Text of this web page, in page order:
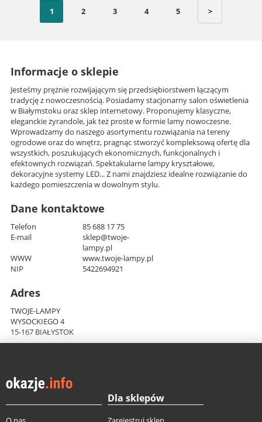
1 2 3 4 5 >
Informacje o sklepie
Jesteśmy prężnie rozwijającym się przedsiębiorstwem łączącym
tradycję z nowoczesnością. Posiadamy stacjonarny salon oświetlenia
w Białymstoku oraz sklep internetowy. Proponujemy klasyczne,
eleganckie żyrandole, jak też proste w formie lamy nowoczesne.
Wprowadzamy do naszego asortymentu rozwiązania na tereny
ogrodowe oraz do wnętrz, pragnąc stworzyć kompleksową ofertę dla
wszystkich, poszukujących ekonomicznych, funkcjonalnych i
efektownych rozwiązań. Spektakularne lampy kryształowe,
dekoracyjne systemy LED... Z nami znajdziesz idealne rozwiązanie do
każdego pomieszczenia w dowolnym stylu.
Dane kontaktowe
Telefon
85 688 17 75
E-mail
sklep@twoje-
lampy.pl
WWW
www.twoje-lampy.pl
NIP
5422694921
Adres
TWOJE-LAMPY
WYSOCKIEGO 4
15-167 BIAŁYSTOK
Dla sklepów